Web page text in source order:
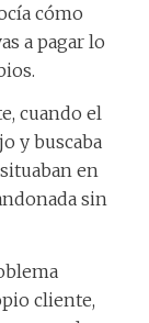
cómo
a pagar lo
cuando el
y buscaba
en
sin
cliente,